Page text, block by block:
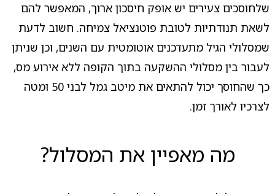
שלחוסכים צעירים יש אופק חיסכון ארוך, המאפשר להם
לשאת תנודתיות לטובת פוטנציאל צמיחה. חשוב לדעת
שמסלולי הגיל מתעדכנים אוטומטית עם השנים, וכן שניתן
לעבור בין מסלולי ההשקעה בתוך הקופה ללא אירוע מס,
כך שהחוסך יכול להתאים את מיטב גמל לבני 50 ומטה
לצרכיו לאורך זמן.
מה מאפיין את המסלול?